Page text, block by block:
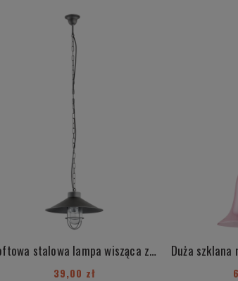
Loftowa stalowa lampa wisząca z elementami chrom industrialna ITAKA 3729
39,00 zł